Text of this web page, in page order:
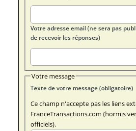
Votre adresse email (ne sera pas
de recevoir les réponses)
Votre message
Texte de votre message (obligatoire)
Ce champ n'accepte pas les liens
FranceTransactions.com (hormis
officiels).